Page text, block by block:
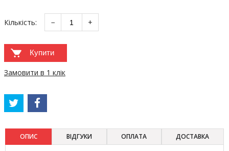
Кількість: − +
Купити
Замовити в 1 клік
ОПИС ВІДГУКИ ОПЛАТА ДОСТАВКА